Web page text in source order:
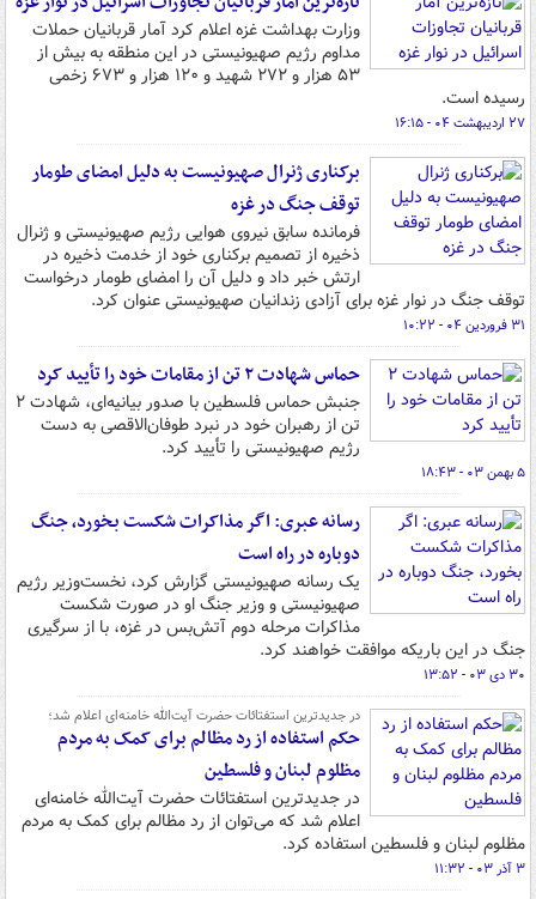
وزارت بهداشت غزه اعلام کرد آمار قربانیان حملات
مداوم رژیم صهیونیستی در این منطقه به بیش از
۵۳ هزار و ۲۷۲ شهید و ۱۲۰ هزار و ۶۷۳ زخمی
رسیده است.
۲۷ اردیبهشت ۰۴ - ۱۶:۱۵
برکناری ژنرال صهیونیست به دلیل امضای طومار
توقف جنگ در غزه
فرمانده سابق نیروی هوایی رژیم صهیونیستی و ژنرال
ذخیره از تصمیم برکناری خود از خدمت ذخیره در
ارتش خبر داد و دلیل آن را امضای طومار درخواست
توقف جنگ در نوار غزه برای آزادی زندانیان صهیونیستی عنوان کرد.
۳۱ فروردین ۰۴ - ۱۰:۲۲
حماس شهادت ۲ تن از مقامات خود را تأیید کرد
جنبش حماس فلسطین با صدور بیانیه‌ای، شهادت ۲
تن از رهبران خود در نبرد طوفان‌الاقصی به دست
رژیم صهیونیستی را تأیید کرد.
۵ بهمن ۰۳ - ۱۸:۴۳
رسانه عبری: اگر مذاکرات شکست بخورد، جنگ
دوباره در راه است
یک رسانه صهیونیستی گزارش کرد، نخست‌وزیر رژیم
صهیونیستی و وزیر جنگ او در صورت شکست
مذاکرات مرحله دوم آتش‌بس در غزه، با از سرگیری
جنگ در این باریکه موافقت خواهند کرد.
۳۰ دی ۰۳ - ۱۳:۵۲
در جدیدترین استفتائات حضرت آیت‌الله خامنه‌ای اعلام شد؛
حکم استفاده از رد مظالم برای کمک به مردم
مظلوم لبنان و فلسطین
در جدیدترین استفتائات حضرت آیت‌الله خامنه‌ای
اعلام شد که می‌توان از رد مظالم برای کمک به مردم
مظلوم لبنان و فلسطین استفاده کرد.
۳ آذر ۰۳ - ۱۱:۳۲